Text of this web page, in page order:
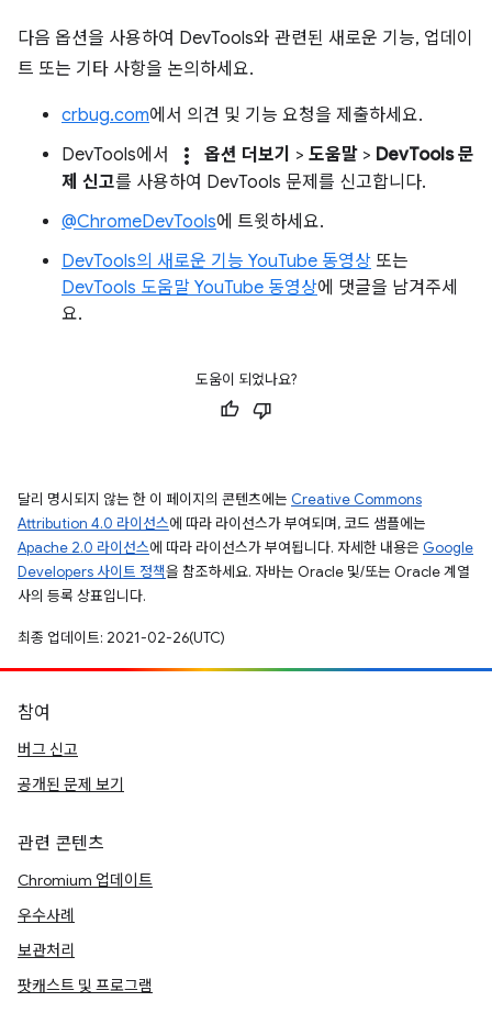
다음 옵션을 사용하여 DevTools와 관련된 새로운 기능, 업데이
트 또는 기타 사항을 논의하세요.
crbug.com에서 의견 및 기능 요청을 제출하세요.
DevTools에서
more_vert 옵션 더보기 > 도움말 > DevTools 문
제 신고를 사용하여 DevTools 문제를 신고합니다.
@ChromeDevTools에 트윗하세요.
DevTools의 새로운 기능 YouTube 동영상 또는
DevTools 도움말 YouTube 동영상에 댓글을 남겨주세
요.
도움이 되었나요?
달리 명시되지 않는 한 이 페이지의 콘텐츠에는 Creative Commons
Attribution 4.0 라이선스에 따라 라이선스가 부여되며, 코드 샘플에는
Apache 2.0 라이선스에 따라 라이선스가 부여됩니다. 자세한 내용은 Google
Developers 사이트 정책을 참조하세요. 자바는 Oracle 및/또는 Oracle 계열
사의 등록 상표입니다.
최종 업데이트: 2021-02-26(UTC)
참여
버그 신고
공개된 문제 보기
관련 콘텐츠
Chromium 업데이트
우수사례
보관처리
팟캐스트 및 프로그램